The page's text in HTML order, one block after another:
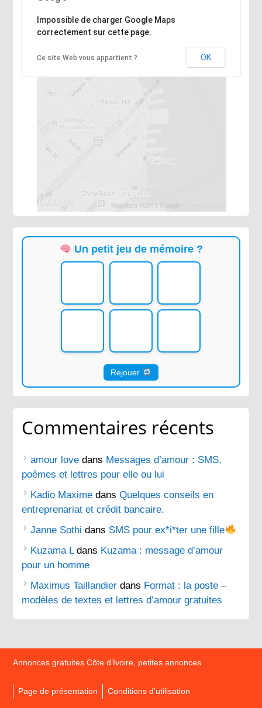
Désolé, l'adresse n'a pas pu être trouvée.
Impossible de charger Google Maps
correctement sur cette page.
Ce site Web vous appartient ? OK
Un petit jeu de mémoire ?
Rejouer
Commentaires récents
amour love dans Messages d’amour : SMS,
poèmes et lettres pour elle ou lui
Kadio Maxime dansQuelques conseils en
entreprenariat et crédit bancaire.
Janne Sothi dans SMS pour ex*i*ter une fille
Kuzama Ldans Kuzama : message d’amour
pour un homme
Maximus Taillandier dans Format : la poste –
modèles de textes et lettres d’amour gratuites
Annonces gratuites Côte d’Ivoire, petites annonces
Page de présentation Conditions d’utilisation